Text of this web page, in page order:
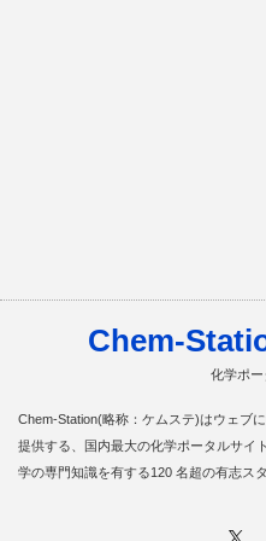
Chem-
化学ポー
Chem-Station(略称：ケムステ)はウェブ
提供する、国内最大の化学ポータルサイ
学の専門知識を有する120 名超の有志ス